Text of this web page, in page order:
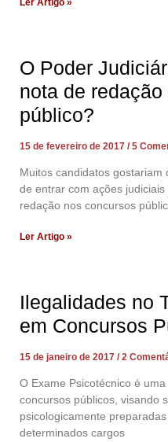
Ler Artigo »
O Poder
nota de
público?
15 de fevereiro de 2017 5
Muitos candidatos gostariam
de entrar com ações
redação nos concursos
Ler Artigo »
Ilegalidades no
em Concursos
15 de janeiro de 2017 2
O Exame Psicotécnico é
concursos públicos, visando
psicologicamente
determinados cargos